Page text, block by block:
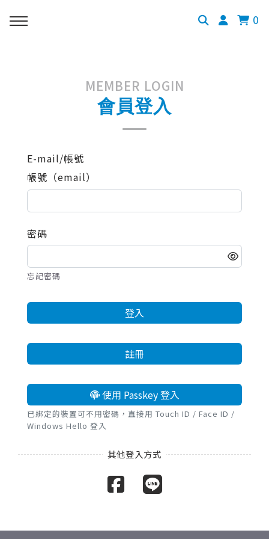
0
MEMBER LOGIN
會員登入
E-mail/帳號
帳號（email）
密碼
忘記密碼
登入
註冊
使用 Passkey 登入
已綁定的裝置可不用密碼，直接用 Touch ID / Face ID /
Windows Hello 登入